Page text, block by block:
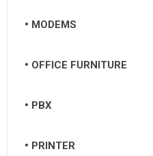
MODEMS
OFFICE FURNITURE
PBX
PRINTER